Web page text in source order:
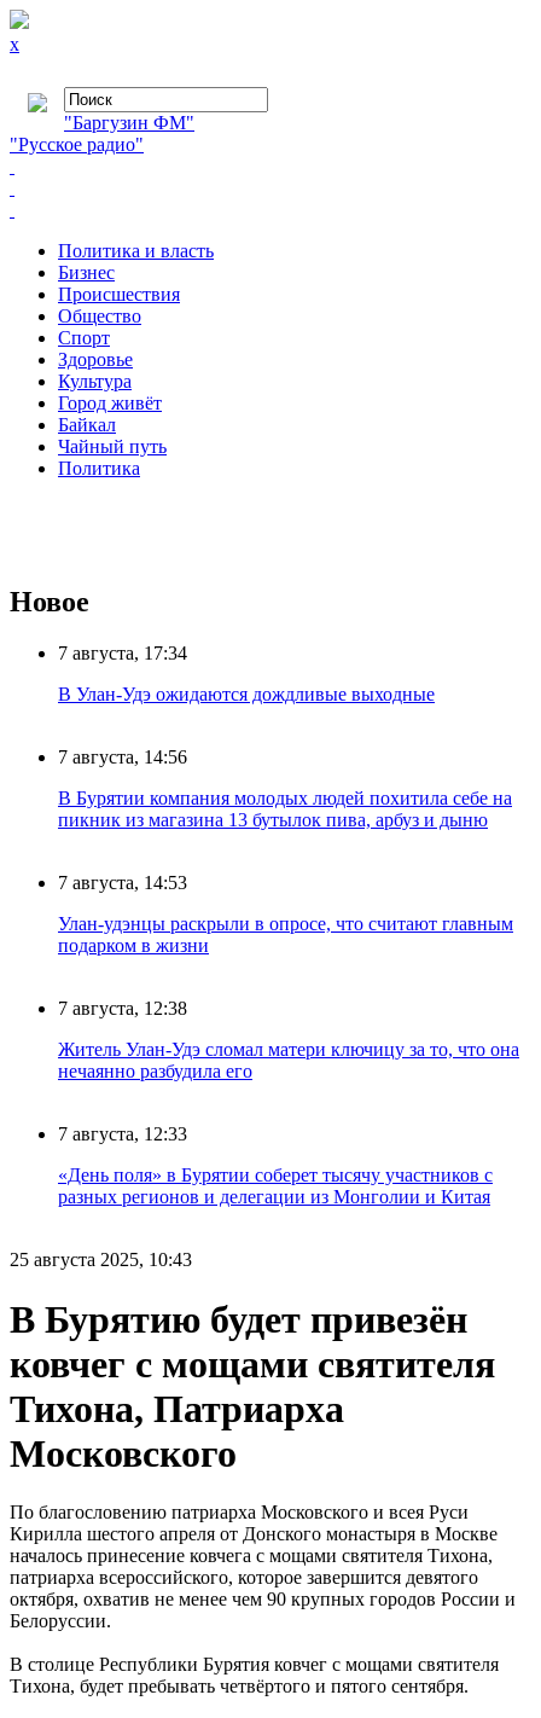
x
"Баргузин ФМ"
"Русское радио"
Политика и власть
Бизнес
Происшествия
Общество
Cпорт
Здоровье
Культура
Город живёт
Байкал
Чайный путь
Политика
Новое
7 августа, 17:34
В Улан-Удэ ожидаются дождливые выходные
7 августа, 14:56
В Бурятии компания молодых людей похитила себе на
пикник из магазина 13 бутылок пива, арбуз и дыню
7 августа, 14:53
Улан-удэнцы раскрыли в опросе, что считают главным
подарком в жизни
7 августа, 12:38
Житель Улан-Удэ сломал матери ключицу за то, что она
нечаянно разбудила его
7 августа, 12:33
«День поля» в Бурятии соберет тысячу участников с
разных регионов и делегации из Монголии и Китая
25 августа 2025, 10:43
В Бурятию будет привезён
ковчег с мощами святителя
Тихона, Патриарха
Московского
По благословению патриарха Московского и всея Руси
Кирилла шестого апреля от Донского монастыря в Москве
началось принесение ковчега с мощами святителя Тихона,
патриарха всероссийского, которое завершится девятого
октября, охватив не менее чем 90 крупных городов России и
Белоруссии.
В столице Республики Бурятия ковчег с мощами святителя
Тихона, будет пребывать четвёртого и пятого сентября.